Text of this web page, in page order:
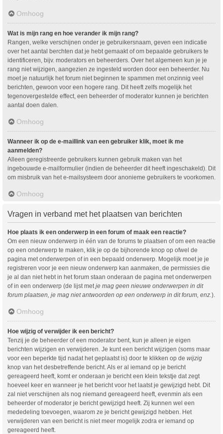
Omhoog
Wat is mijn rang en hoe verander ik mijn rang?
Rangen, welke verschijnen onder je gebruikersnaam, geven een indicatie
over het aantal berchten dat je hebt gemaakt of om bepaalde gebruikers te
identificeren, bijv. moderators en beheerders. Over het algemeen kun je je
rang niet wijzigen, aangezien ze ingesteld worden door een beheerder. Nu
moet je natuurlijk het forum niet beginnen te spammen met onzinnig veel
berichten, gewoon voor een hogere rang. Dit heeft zelfs mogelijk het
tegenovergestelde effect, een beheerder of moderator kunnen je berichten
aantal doen dalen.
Omhoog
Wanneer ik op de e-maillink van een gebruiker klik, moet ik me
aanmelden?
Alleen geregistreerde gebruikers kunnen gebruik maken van het
ingebouwde e-mailformulier (indien de beheerder dit heeft ingeschakeld). Dit
om misbruik van het e-mailsysteem door anonieme gebruikers te voorkomen.
Omhoog
Vragen in verband met het plaatsen van berichten
Hoe plaats ik een onderwerp in een forum of maak een reactie?
Om een nieuw onderwerp in één van de forums te plaatsen of om een reactie
op een onderwerp te maken, klik je op de bijhorende knop op ofwel de
pagina met onderwerpen of in een bepaald onderwerp. Mogelijk moet je je
registreren voor je een nieuw onderwerp kan aanmaken, de permissies die
je al dan niet hebt in het forum staan onderaan de pagina met onderwerpen
of in een onderwerp (de lijst met je mag geen nieuwe onderwerpen in dit
forum plaatsen, je mag niet antwoorden op een onderwerp in dit forum, enz. ).
Omhoog
Hoe wijzig of verwijder ik een bericht?
Tenzij je de beheerder of een moderator bent, kun je alleen je eigen
berichten wijzigen en verwijderen. Je kunt een bericht wijzigen (soms maar
voor een beperkte tijd nadat het geplaatst is) door te klikken op de wijzig
knop van het desbetreffende bericht. Als er al iemand op je bericht
gereageerd heeft, komt er onderaan je bericht een klein tekstje dat zegt
hoeveel keer en wanneer je het bericht voor het laatst je gewijzigd hebt. Dit
zal niet verschijnen als nog niemand gereageerd heeft, evenmin als een
beheerder of moderator je bericht gewijzigd heeft. Zij kunnen wel een
mededeling toevoegen, waarom ze je bericht gewijzigd hebben. Het
verwijderen van een bericht is niet meer mogelijk zodra er iemand op
gereageerd heeft.